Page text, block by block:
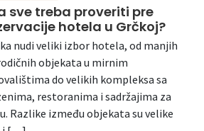
sve treba proveriti pre
hotela u Grčkoj?
nudi veliki izbor hotela, od manjih
objekata u mirnim
do velikih kompleksa sa
restoranima i sadržajima za
Razlike između objekata su velike